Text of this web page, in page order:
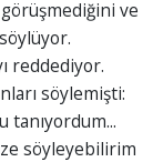
ve
reddediyor.
söylemişti:
söyleyebilirim